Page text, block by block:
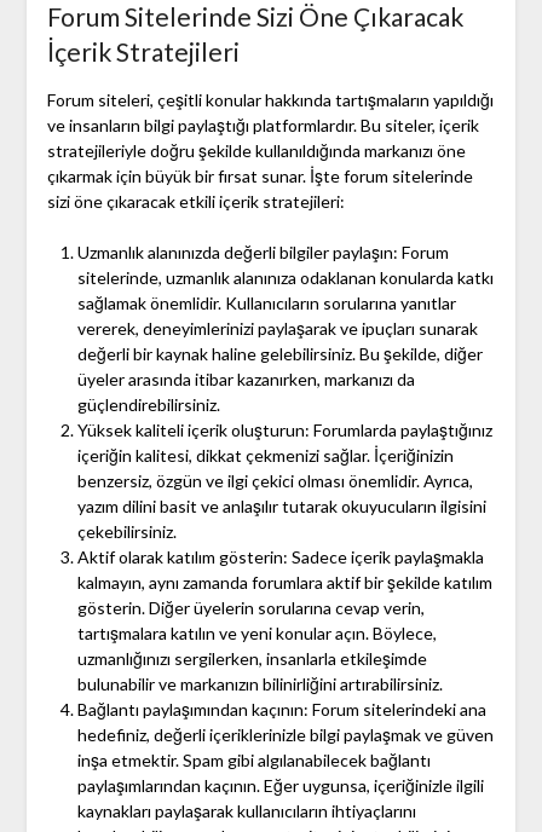
Forum Sitelerinde Sizi Öne Çıkaracak
İçerik Stratejileri
Forum siteleri, çeşitli konular hakkında tartışmaların yapıldığı
ve insanların bilgi paylaştığı platformlardır. Bu siteler, içerik
stratejileriyle doğru şekilde kullanıldığında markanızı öne
çıkarmak için büyük bir fırsat sunar. İşte forum sitelerinde
sizi öne çıkaracak etkili içerik stratejileri:
Uzmanlık alanınızda değerli bilgiler paylaşın: Forum
sitelerinde, uzmanlık alanınıza odaklanan konularda katkı
sağlamak önemlidir. Kullanıcıların sorularına yanıtlar
vererek, deneyimlerinizi paylaşarak ve ipuçları sunarak
değerli bir kaynak haline gelebilirsiniz. Bu şekilde, diğer
üyeler arasında itibar kazanırken, markanızı da
güçlendirebilirsiniz.
Yüksek kaliteli içerik oluşturun: Forumlarda paylaştığınız
içeriğin kalitesi, dikkat çekmenizi sağlar. İçeriğinizin
benzersiz, özgün ve ilgi çekici olması önemlidir. Ayrıca,
yazım dilini basit ve anlaşılır tutarak okuyucuların ilgisini
çekebilirsiniz.
Aktif olarak katılım gösterin: Sadece içerik paylaşmakla
kalmayın, aynı zamanda forumlara aktif bir şekilde katılım
gösterin. Diğer üyelerin sorularına cevap verin,
tartışmalara katılın ve yeni konular açın. Böylece,
uzmanlığınızı sergilerken, insanlarla etkileşimde
bulunabilir ve markanızın bilinirliğini artırabilirsiniz.
Bağlantı paylaşımından kaçının: Forum sitelerindeki ana
hedefiniz, değerli içeriklerinizle bilgi paylaşmak ve güven
inşa etmektir. Spam gibi algılanabilecek bağlantı
paylaşımlarından kaçının. Eğer uygunsa, içeriğinizle ilgili
kaynakları paylaşarak kullanıcıların ihtiyaçlarını